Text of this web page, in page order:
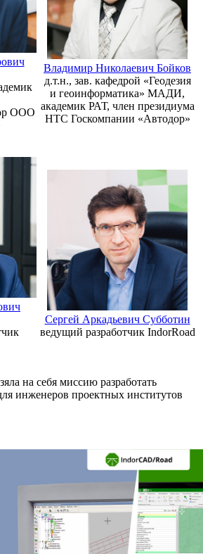
ООО
Владимир Николаевич Бойков
д.т.н., зав. кафедрой «Геодезия
и геоинформатика» МАДИ,
академик РАТ, член президиума
НТС Госкомпании «Автодор»
Сергей Аркадьевич Субботин
ведущий разработчик IndorRoad
на себя миссию разработать
инженеров проектных институтов